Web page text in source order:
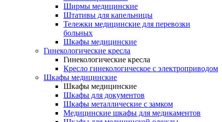
Ширмы медицинские
Штативы для капельницы
Тележки медицинские для перевозки
больных
Шкафы медицинские
Гинекологические кресла
Гинекологические кресла
Кресло гинекологическое с электроприводом
Шкафы медицинские
Шкафы медицинские
Шкафы для документов
Шкафы металлические с замком
Медицинские шкафы для медикаментов